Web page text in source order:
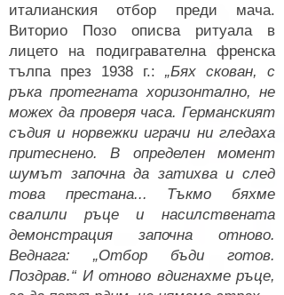
италианския отбор преди мача.
Виторио Позо описва ритуала в
лицето на подигравателна френска
тълпа през 1938 г.: „Бях скован, с
ръка протегната хоризонтално, не
можех да проверя часа. Германският
съдия и норвежки играчи ни гледаха
притеснено. В определен момент
шумът започна да затихва и след
това престана... Тъкмо бяхме
свалили ръце и насилствената
демонстрация започна отново.
Веднага: „Отбор бъди готов.
Поздрав.“ И отново вдигнахме ръце,